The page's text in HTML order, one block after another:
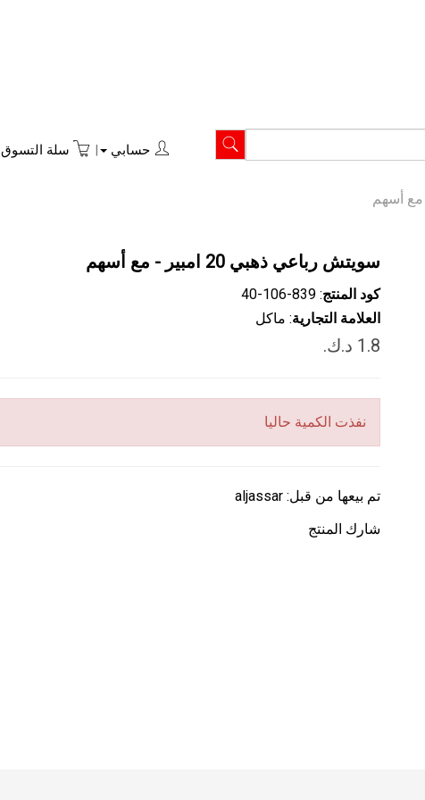
حسابي | سلة التسوق
سويتش رباعي ذهبي 20 امبير - مع أسهم
كود المنتج: ‎40-106-839
العلامة التجارية: ماكل
نفذت الكمية حاليا
تم بيعها من قبل: aljassar
شارك المنتج